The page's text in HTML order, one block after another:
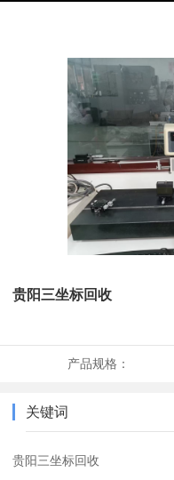
贵阳三坐标回收
产品规格：
关键词
贵阳三坐标回收